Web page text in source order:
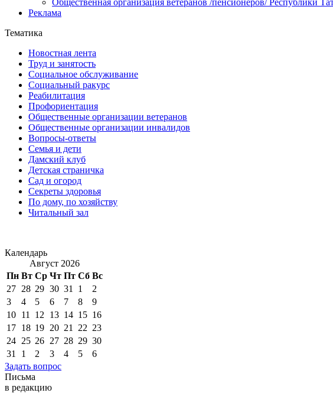
Общественная организация ветеранов /пенсионеров/ Республики
Реклама
Тематика
Новостная лента
Труд и занятость
Социальное обслуживание
Социальный ракурс
Реабилитация
Профориентация
Общественные организации ветеранов
Общественные организации инвалидов
Вопросы-ответы
Семья и дети
Дамский клуб
Детская страничка
Сад и огород
Секреты здоровья
По дому, по хозяйству
Читальный зал
Календарь
Август 2026
Пн Вт Ср Чт Пт Сб Вс
27 28 29 30 31 1
2
3
4 5 6 7 8
9
10 11 12 13 14 15 16
17 18 19 20 21 22 23
24 25 26 27 28 29 30
31
1 2 3 4 5
6
Задать вопрос
Письма
в редакцию